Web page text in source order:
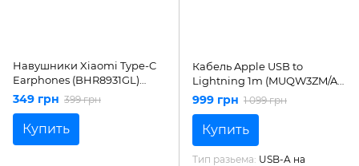
Навушники Xiaomi Type-C
Earphones (BHR8931GL)
White
349 грн 399 грн
Купить
Кабель Apple USB to
Lightning 1m (MUQW3ZM/A)
білий ORIGINAL
999 грн 1 099 грн
Купить
Тип разьема USB-A на